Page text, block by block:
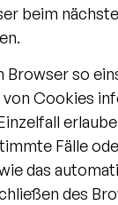
beim
Browser so
von Cookies
Fälle
das
des